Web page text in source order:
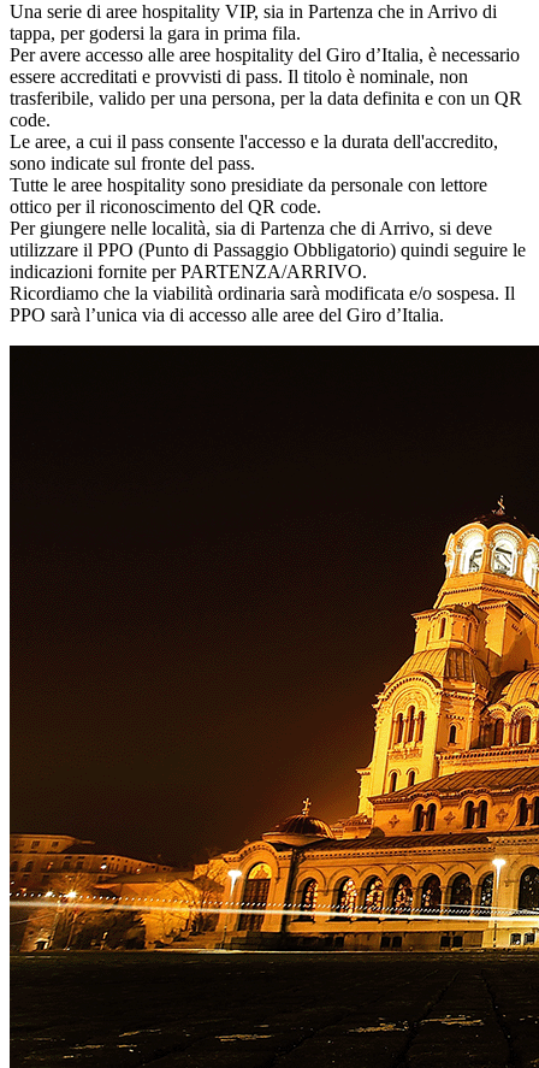
Una serie di aree hospitality VIP, sia in Partenza che in Arrivo di
tappa, per godersi la gara in prima fila.
Per avere accesso alle aree hospitality del Giro d’Italia, è necessario
essere accreditati e provvisti di pass. Il titolo è nominale, non
trasferibile, valido per una persona, per la data definita e con un QR
code.
Le aree, a cui il pass consente l'accesso e la durata dell'accredito,
sono indicate sul fronte del pass.
Tutte le aree hospitality sono presidiate da personale con lettore
ottico per il riconoscimento del QR code.
Per giungere nelle località, sia di Partenza che di Arrivo, si deve
utilizzare il PPO (Punto di Passaggio Obbligatorio) quindi seguire le
indicazioni fornite per PARTENZA/ARRIVO.
Ricordiamo che la viabilità ordinaria sarà modificata e/o sospesa. Il
PPO sarà l’unica via di accesso alle aree del Giro d’Italia.